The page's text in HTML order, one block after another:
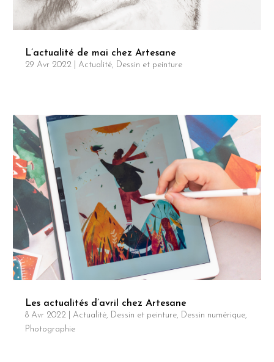
L’actualité de mai chez Artesane
29 Avr 2022 Actualité, Dessin et peinture
Les actualités d’avril chez Artesane
8 Avr 2022 Actualité, Dessin et peinture, Dessin numérique,
Photographie